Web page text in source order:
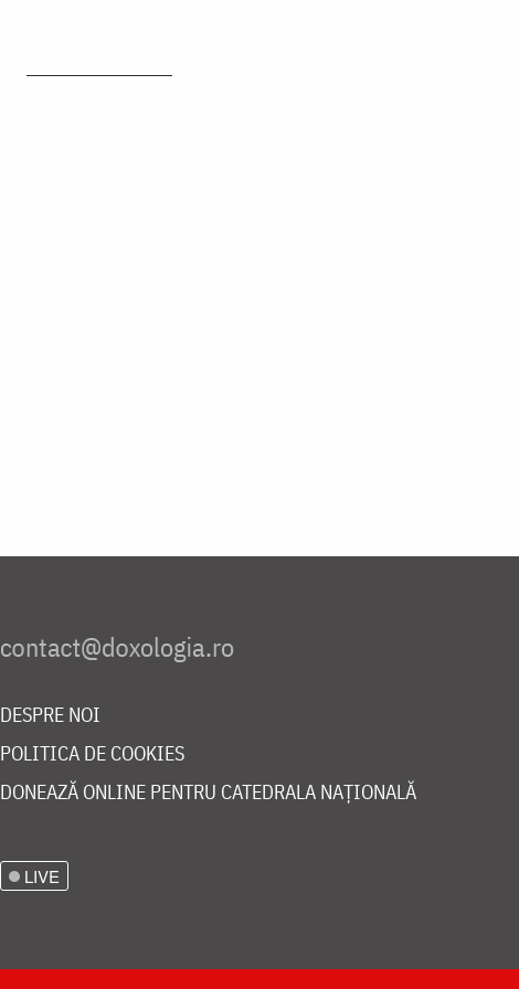
DESPRE NOI
POLITICA DE COOKIES
DONEAZĂ ONLINE PENTRU CATEDRALA NAȚIONALĂ
LIVE